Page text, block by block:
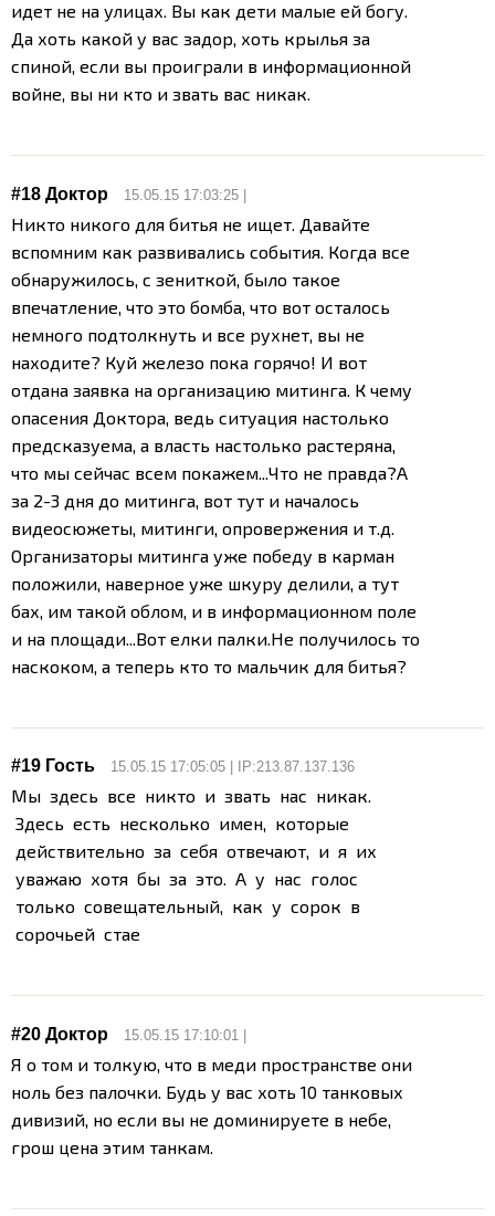
идет не на улицах. Вы как дети малые ей богу.
Да хоть какой у вас задор, хоть крылья за
спиной, если вы проиграли в информационной
войне, вы ни кто и звать вас никак.
#18 Доктор 15.05.15 17:03:25 |
Никто никого для битья не ищет. Давайте
вспомним как развивались события. Когда все
обнаружилось, с зениткой, было такое
впечатление, что это бомба, что вот осталось
немного подтолкнуть и все рухнет, вы не
находите? Куй железо пока горячо! И вот
отдана заявка на организацию митинга. К чему
опасения Доктора, ведь ситуация настолько
предсказуема, а власть настолько растеряна,
что мы сейчас всем покажем...Что не правда?А
за 2-3 дня до митинга, вот тут и началось
видеосюжеты, митинги, опровержения и т.д.
Организаторы митинга уже победу в карман
положили, наверное уже шкуру делили, а тут
бах, им такой облом, и в информационном поле
и на площади...Вот елки палки. Не получилось то
наскоком, а теперь кто то мальчик для битья?
#19 Гость 15.05.15 17:05:05 | IP:213.87.137.136
Мы здесь все никто и звать нас никак.
Здесь есть несколько имен, которые
действительно за себя отвечают, и я их
уважаю хотя бы за это. А у нас голос
только совещательный, как у сорок в
сорочьей стае
#20 Доктор 15.05.15 17:10:01 |
Я о том и толкую, что в меди пространстве они
ноль без палочки. Будь у вас хоть 10 танковых
дивизий, но если вы не доминируете в небе,
грош цена этим танкам.